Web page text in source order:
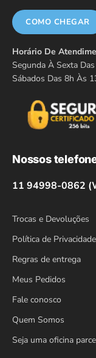
COMO CHEGAR
Horário De
Segunda À Sexta
Sábados Das 8h Às
Nossos
11 94998-0862
Trocas e Devoluções
Política de Privacidade
Regras de entrega
Meus Pedidos
Fale conosco
Quem Somos
Seja uma oficina